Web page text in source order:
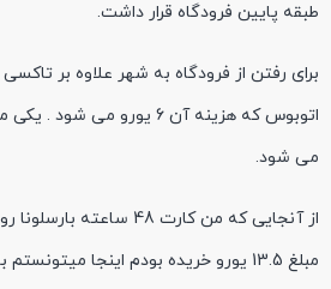
طبقه پایین فرودگاه قرار داشت.
برای رفتن از فرودگاه به شهر علاوه بر
می شود.
از آنجایی که من کارت 48
مبلغ 13.5 یورو خریده بودم اینجا